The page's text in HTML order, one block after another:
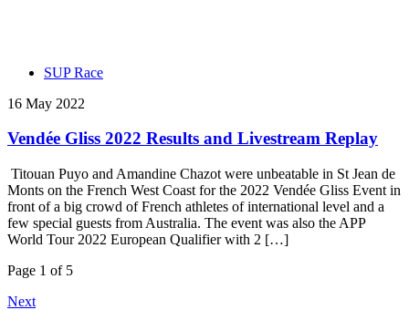
SUP Race
16 May 2022
Vendée Gliss 2022 Results and Livestream Replay
Titouan Puyo and Amandine Chazot were unbeatable in St Jean de
Monts on the French West Coast for the 2022 Vendée Gliss Event in
front of a big crowd of French athletes of international level and a
few special guests from Australia. The event was also the APP
World Tour 2022 European Qualifier with 2 […]
Page 1 of 5
Next